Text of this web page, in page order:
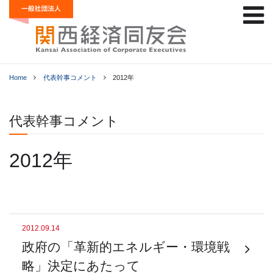
Home 代表幹事コメント 2012年
代表幹事コメント
2012年
2012.09.14
政府の「革新的エネルギー・環境戦
略」決定にあたって